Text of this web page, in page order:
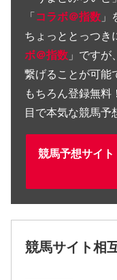
「コラボ＠指数
ちょっととっつき
ボ＠指数 」です
繋げることが可能
もちろん登録無
目で本気な競馬予
競馬予想サイ
競馬サイト相